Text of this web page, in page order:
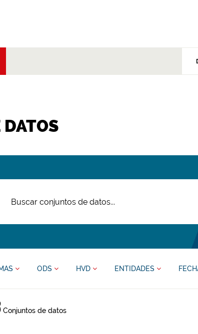
DATOS
ODS HVD ENTIDADES
Conjuntos de datos